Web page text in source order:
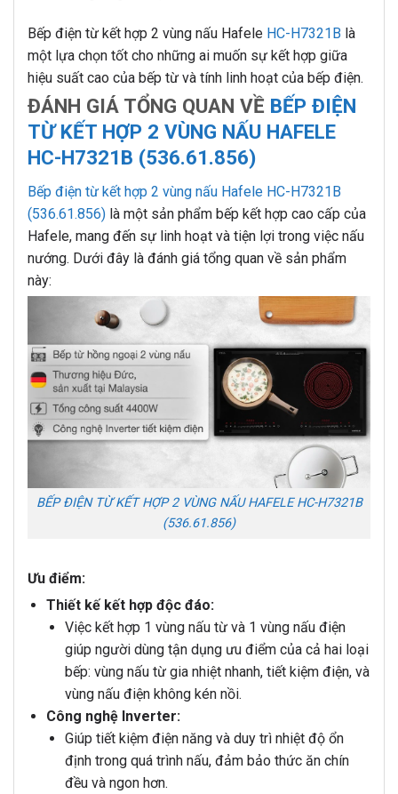
Bếp điện từ kết hợp 2 vùng nấu Hafele HC-H7321B là
một lựa chọn tốt cho những ai muốn sự kết hợp giữa
hiệu suất cao của bếp từ và tính linh hoạt của bếp điện.
ĐÁNH GIÁ TỔNG QUAN VỀ BẾP ĐIỆN
TỪ KẾT HỢP 2 VÙNG NẤU HAFELE
HC-H7321B (536.61.856)
Bếp điện từ kết hợp 2 vùng nấu Hafele HC-H7321B
(536.61.856) là một sản phẩm bếp kết hợp cao cấp của
Hafele, mang đến sự linh hoạt và tiện lợi trong việc nấu
nướng. Dưới đây là đánh giá tổng quan về sản phẩm
này:
BẾP ĐIỆN TỪ KẾT HỢP 2 VÙNG NẤU HAFELE HC-H7321B
(536.61.856)
Ưu điểm:
Thiết kế kết hợp độc đáo:
Việc kết hợp 1 vùng nấu từ và 1 vùng nấu điện
giúp người dùng tận dụng ưu điểm của cả hai loại
bếp: vùng nấu từ gia nhiệt nhanh, tiết kiệm điện, và
vùng nấu điện không kén nồi.
Công nghệ Inverter:
Giúp tiết kiệm điện năng và duy trì nhiệt độ ổn
định trong quá trình nấu, đảm bảo thức ăn chín
đều và ngon hơn.